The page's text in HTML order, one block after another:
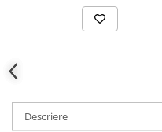
Descriere